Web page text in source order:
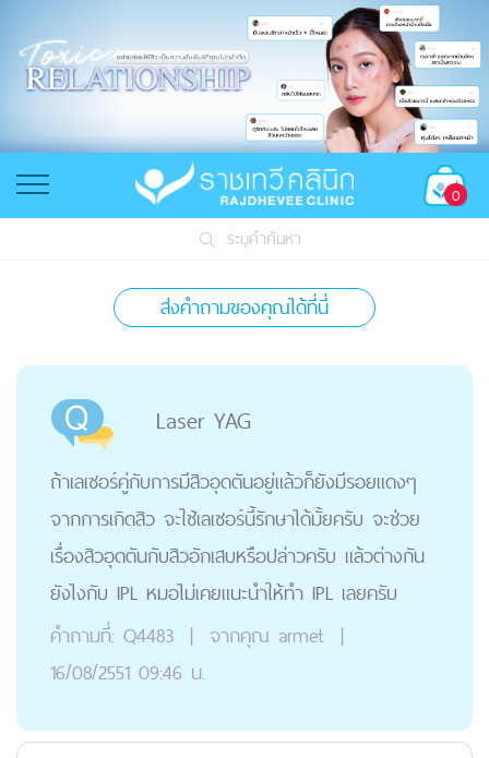
0
ระบุคำค้นหา
ส่งคำถามของคุณได้ที่นี่
Laser YAG
ถ้าเลเซอร์คู่กับการมีสิวอุดตันอยู่แล้วก็ยังมีรอยแดงๆ
จากการเกิดสิว จะใช้เลเซอร์นี้รักษาได้มั้ยครับ จะช่วย
เรื่องสิวอุดตันกับสิวอักเสบหรือปล่าวครับ แล้วต่างกัน
ยังไงกับ IPL หมอไม่เคยแนะนำให้ทำ IPL เลยครับ
คำถามที่: Q4483 | จากคุณ armet |
16/08/2551 09:46 น.